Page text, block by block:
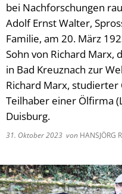
bei Nachforschungen
Adolf Ernst Walter,
Familie, am 20. März
Sohn von Richard Marx,
in Bad Kreuznach zur
Richard Marx,
Teilhaber einer Ölfirma
Duisburg.
31. Oktober 2023 von HANSJÖRG